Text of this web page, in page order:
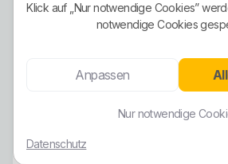
GWW Solo: Strom-
Privatkunden.
GWW Familia: Privatkundentarif
Bestabrechnung zwischen zwei
Niedertarifzeiten.
Klick auf „Nur notwendige Cookies”
notwendige Cookies
Anpassen
Nur notwendige
Datenschutz